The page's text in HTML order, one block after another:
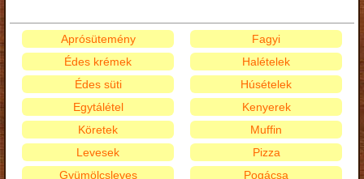
Aprósütemény
Édes krémek
Édes süti
Egytálétel
Fagyi
Halételek
Húsételek
Kenyerek
Köretek
Levesek
Gyümölcsleves
Muffin
Pizza
Pogácsa